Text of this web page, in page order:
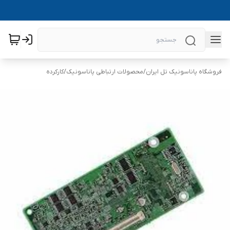
فروشگاه پاناسونیک تل ایران/محصولات ارتباطی پاناسونیک/کارکرده